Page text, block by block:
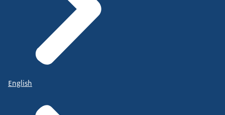
English